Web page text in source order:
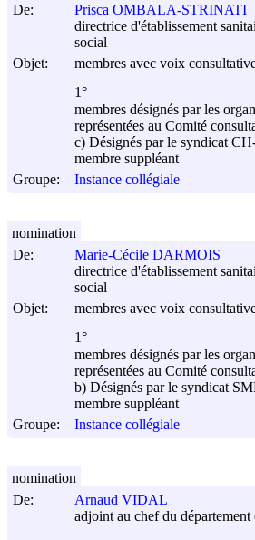
De:
Prisca OMBALA-STRINATI
directrice d'établissement
social
Objet:
membres avec voix
1°
membres désignés par les
représentées au Comité
c) Désignés par le syndicat
membre suppléant
Groupe:
Instance collégiale
De:
Marie-Cécile DARMOIS
directrice d'établissement
social
Objet:
membres avec voix
1°
membres désignés par les
représentées au Comité
b) Désignés par le syndicat
membre suppléant
Groupe:
Instance collégiale
nomination
De:
Arnaud VIDAL
adjoint au chef du département
nomination